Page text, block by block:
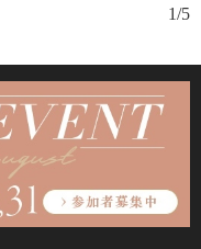
神
1/5